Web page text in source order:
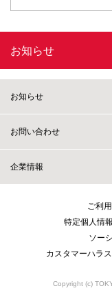
お知らせ
お知らせ
お問い合わせ
企業情報
ご利
特定個人情
ソー
カスタマーハラ
Copyright (c)